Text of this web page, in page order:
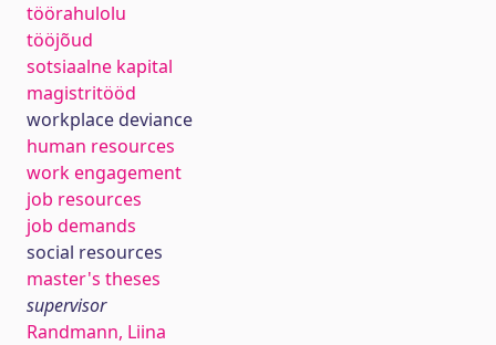
töörahulolu
tööjõud
sotsiaalne kapital
magistritööd
workplace deviance
human resources
work engagement
job resources
job demands
social resources
master's theses
supervisor
Randmann, Liina